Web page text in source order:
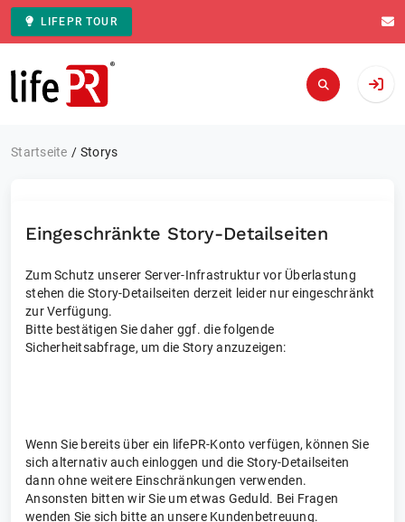
LIFEPR TOUR
Zur Startseite
Startseite Storys
Eingeschränkte Story-Detailseiten
Zum Schutz unserer Server-Infrastruktur vor Überlastung
stehen die Story-Detailseiten derzeit leider nur eingeschränkt
zur Verfügung.
Bitte bestätigen Sie daher ggf. die folgende
Sicherheitsabfrage, um die Story anzuzeigen:
Wenn Sie bereits über ein lifePR-Konto verfügen, können Sie
sich alternativ auch einloggen und die Story-Detailseiten
dann ohne weitere Einschränkungen verwenden.
Ansonsten bitten wir Sie um etwas Geduld. Bei Fragen
wenden Sie sich bitte an unsere Kundenbetreuung.